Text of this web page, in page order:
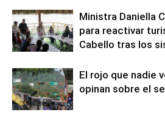
Ministra Daniella
para reactivar
Cabello tras los
El rojo que nadie
opinan sobre el